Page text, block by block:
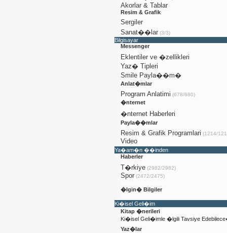
Akorlar & Tablar
Resim & Grafik
Sergiler
Sanat��lar(3/3)
Bilgisayar
Messenger
Eklentiler ve �zellikleri
Yaz� Tipleri
Smile Payla��m�
Anlat�mlar
Program Anlatimi (678/680)
�nternet
�nternet Haberleri
Payla��mlar
Resim & Grafik Programlari (1214/
Video
Ya�am�n ��inden
Haberler
T�rkiye(2982/2982)
Spor(2472/2475)
�lgin� Bilgiler
Ki�isel Geli�im
Kitap �nerileri
Ki�isel Geli�imle �lgili Tavsiye
Yaz�lar